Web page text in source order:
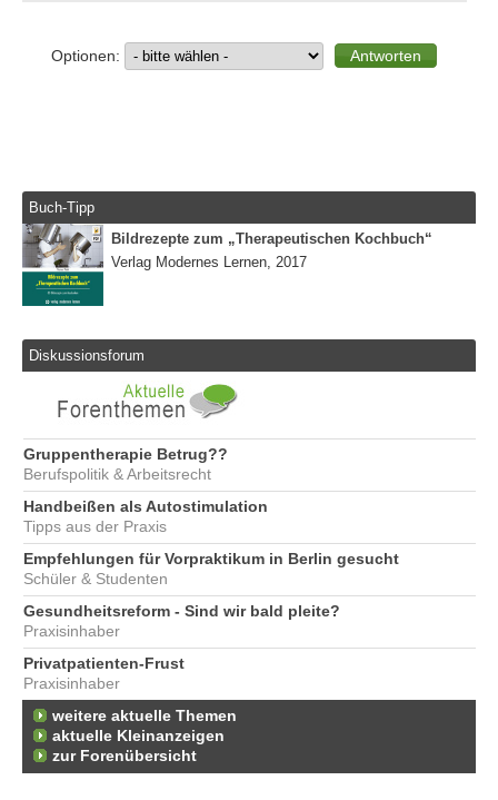
Optionen:
Buch-Tipp
Bildrezepte zum „Therapeutischen Kochbuch“
Verlag Modernes Lernen, 2017
Diskussionsforum
Gruppentherapie Betrug??
Berufspolitik & Arbeitsrecht
Handbeißen als Autostimulation
Tipps aus der Praxis
Empfehlungen für Vorpraktikum in Berlin gesucht
Schüler & Studenten
Gesundheitsreform - Sind wir bald pleite?
Praxisinhaber
Privatpatienten-Frust
Praxisinhaber
weitere aktuelle Themen
aktuelle Kleinanzeigen
zur Forenübersicht